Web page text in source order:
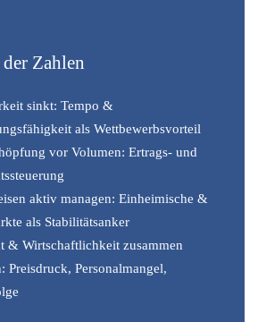
Zahlen
sinkt: Tempo &
als Wettbewerbsvorteil
vor Volumen: Ertrags- und
aktiv managen: Einheimische &
als Stabilitätsanker
& Wirtschaftlichkeit zusammen
Preisdruck, Personalmangel,